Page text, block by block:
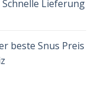
Schnelle Lieferung
beste Snus Preis